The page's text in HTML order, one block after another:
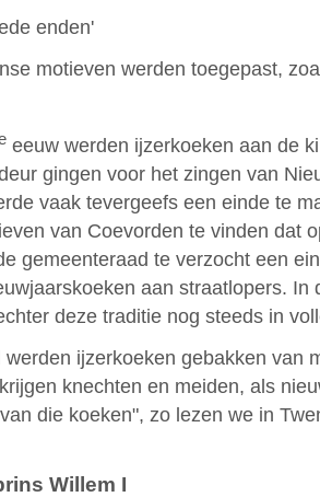
enden'
motieven werden toegepast,
eeuw werden ijzerkoeken aan de
gingen voor het zingen van
vaak tevergeefs een einde te
van Coevorden te vinden dat
gemeenteraad te verzocht een
aan straatlopers. In
deze traditie nog steeds in
werden ijzerkoeken gebakken van
knechten en meiden, als
die koeken", zo lezen we in
Willem I